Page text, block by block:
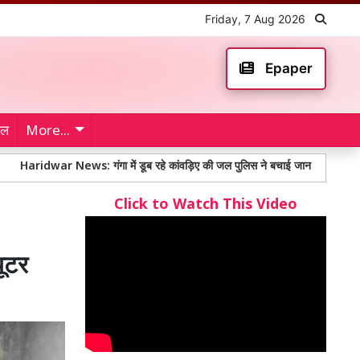
Friday, 7 Aug 2026
Epaper
More...
News: गंगा में डूब रहे कांवड़िए की जल पुलिस ने बचाई जान Nagaur
Click to Watch This Video